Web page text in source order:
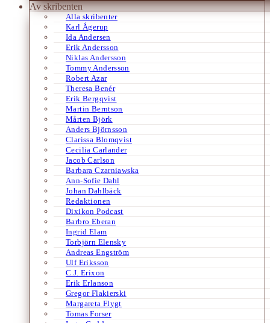
Av skribenten
Alla skribenter
Karl Ågerup
Ida Andersen
Erik Andersson
Niklas Andersson
Tommy Andersson
Robert Azar
Theresa Benér
Erik Bergqvist
Martin Berntson
Mårten Björk
Anders Björnsson
Clarissa Blomqvist
Cecilia Carlander
Jacob Carlson
Barbara Czarniawska
Ann-Sofie Dahl
Johan Dahlbäck
Redaktionen
Dixikon Podcast
Barbro Eberan
Ingrid Elam
Torbjörn Elensky
Andreas Engström
Ulf Eriksson
C.J. Erixon
Erik Erlanson
Gregor Flakierski
Margareta Flygt
Tomas Forser